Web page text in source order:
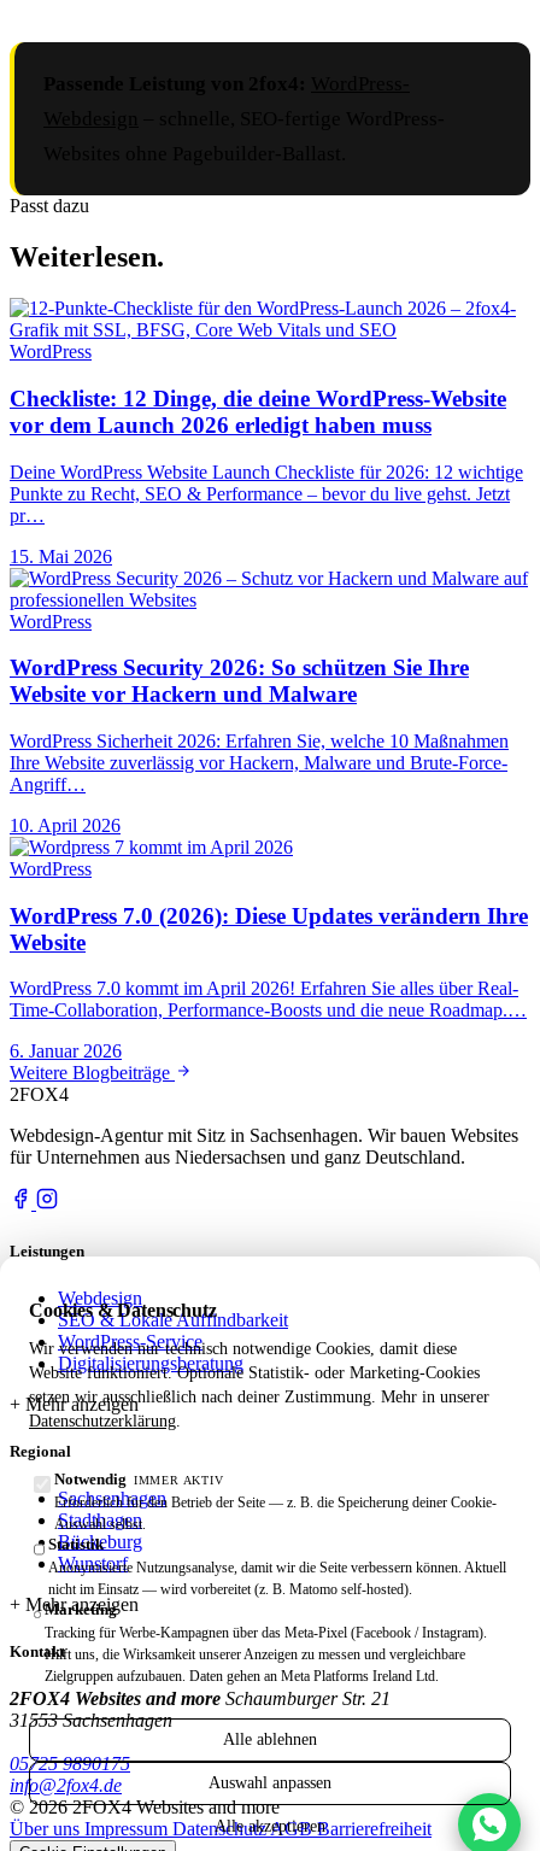
Passt dazu
Weiterlesen.
WordPress
Checkliste: 12 Dinge, die deine WordPress-Website
vor dem Launch 2026 erledigt haben muss
Deine WordPress Website Launch Checkliste für 2026: 12 wichtige
Punkte zu Recht, SEO & Performance – bevor du live gehst. Jetzt
pr…
15. Mai 2026
WordPress
WordPress Security 2026: So schützen Sie Ihre
Website vor Hackern und Malware
WordPress Sicherheit 2026: Erfahren Sie, welche 10 Maßnahmen
Ihre Website zuverlässig vor Hackern, Malware und Brute-Force-
Angriff…
10. April 2026
WordPress
WordPress 7.0 (2026): Diese Updates verändern Ihre
Website
WordPress 7.0 kommt im April 2026! Erfahren Sie alles über Real-
Time-Collaboration, Performance-Boosts und die neue Roadmap.…
6. Januar 2026
Weitere Blogbeiträge
2FOX4
Webdesign-Agentur mit Sitz in Sachsenhagen. Wir bauen Websites
für Unternehmen aus Niedersachsen und ganz Deutschland.
Leistungen
Webdesign
SEO & Lokale Auffindbarkeit
WordPress-Service
Digitalisierungsberatung
Regional
Sachsenhagen
Stadthagen
Bückeburg
Wunstorf
Kontakt
2FOX4 Websites and more Schaumburger Str. 21
31553 Sachsenhagen
05725 9890175
info@2fox4.de
© 2026 2FOX4 Websites and more
Über uns Impressum DatenschutzAGBBarrierefreiheit
Cookies & Datenschutz
Wir verwenden nur technisch notwendige Cookies, damit diese
Website funktioniert. Optionale Statistik- oder Marketing-Cookies
setzen wir ausschließlich nach deiner Zustimmung. Mehr in unserer
Datenschutzerklärung.
Notwendig IMMER AKTIV
Erforderlich für den Betrieb der Seite — z. B. die Speicherung deiner Cookie-
Auswahl selbst.
Statistik
Anonymisierte Nutzungsanalyse, damit wir die Seite verbessern können. Aktuell
nicht im Einsatz — wird vorbereitet (z. B. Matomo self-hosted).
Marketing
Tracking für Werbe-Kampagnen über das Meta-Pixel (Facebook / Instagram).
Hilft uns, die Wirksamkeit unserer Anzeigen zu messen und vergleichbare
Zielgruppen aufzubauen. Daten gehen an Meta Platforms Ireland Ltd.
Alle ablehnen
Auswahl anpassen
Alle akzeptieren